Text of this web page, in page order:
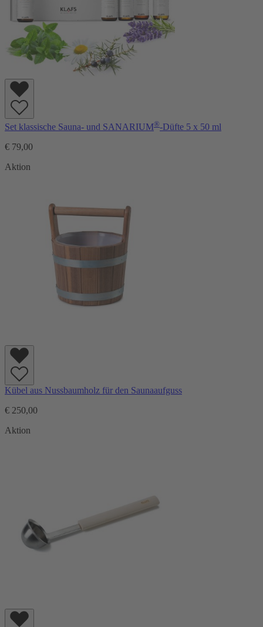
Set klassische Sauna- und SANARIUM®-Düfte 5 x 50 ml
€ 79,00
Aktion
Kübel aus Nussbaumholz für den Saunaaufguss
€ 250,00
Aktion